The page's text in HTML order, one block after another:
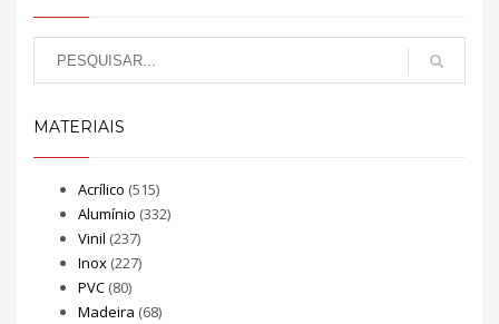
MATERIAIS
Acrílico (515)
Alumínio (332)
Vinil (237)
Inox (227)
PVC (80)
Madeira (68)